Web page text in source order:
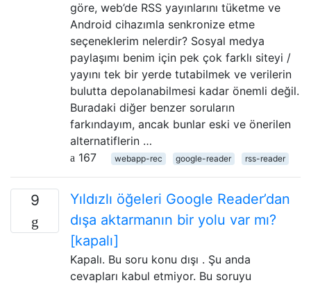
göre, web’de RSS yayınlarını tüketme ve
Android cihazımla senkronize etme
seçeneklerim nelerdir? Sosyal medya
paylaşımı benim için pek çok farklı siteyi /
yayını tek bir yerde tutabilmek ve verilerin
bulutta depolanabilmesi kadar önemli değil.
Buradaki diğer benzer soruların
farkındayım, ancak bunlar eski ve önerilen
alternatiflerin …
167
webapp-rec google-reader rss-reader
9
Yıldızlı öğeleri Google Reader’dan
dışa aktarmanın bir yolu var mı?
[kapalı]
Kapalı. Bu soru konu dışı . Şu anda
cevapları kabul etmiyor. Bu soruyu